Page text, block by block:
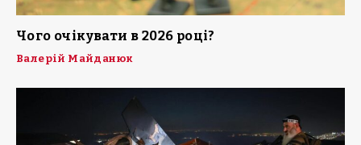
Чого очікувати в 2026 році?
Валерій Майданюк